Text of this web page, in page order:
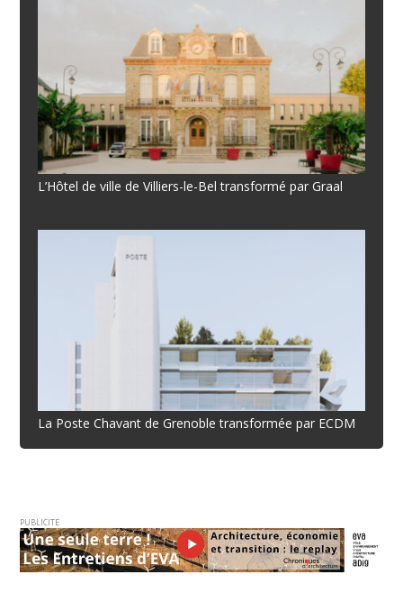
L’Hôtel de ville de Villiers-le-Bel transformé par Graal
La Poste Chavant de Grenoble transformée par ECDM
PUBLICITE